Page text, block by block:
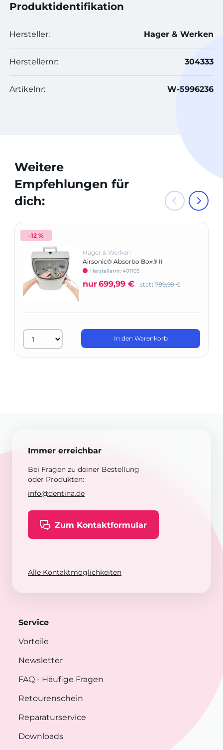
Produktidentifikation
Hersteller: Hager & Werken
Herstellernr: 304333
Artikelnr: W-5996236
Weitere
Empfehlungen für
dich:
-12 %
Hager & Werken
Airsonic® Absorbo Box® II
Herstellernr: 401105
nur699,99 € statt 799,99 €
In den Warenkorb
Immer erreichbar
Bei Fragen zu deiner Bestellung
oder Produkten:
info@dentina.de
Zum Kontaktformular
Alle Kontaktmöglichkeiten
Service
Vorteile
Newsletter
FAQ - Häufige Fragen
Retourenschein
Reparaturservice
Downloads